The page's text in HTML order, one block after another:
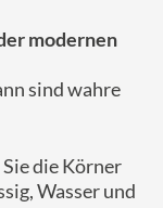
modernen
sind wahre
die Körner
Wasser und